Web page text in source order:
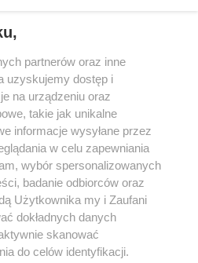
5812666
Regulamin
Kontakt
Katalog firm
do newslettera
najlepiej poinformowanych!
się »
partnerów oraz inne
uzyskujemy dostęp i
na urządzeniu oraz
takie jak unikalne
informacje wysyłane przez
w celu zapewniania
wybór spersonalizowanych
badanie odbiorców oraz
Użytkownika my i Zaufani
dokładnych danych
skanować
do celów identyfikacji.